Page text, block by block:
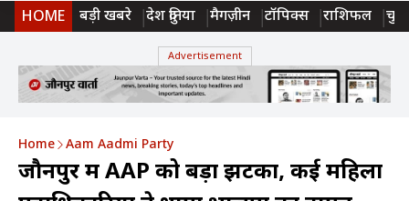
HOME बड़ी खबरे देश दुनिया मैगज़ीन टॉपिक्स राशिफल
Advertisement
Home Aam Aadmi Party
जौनपुर में AAP को बड़ा झटका, कई महिला